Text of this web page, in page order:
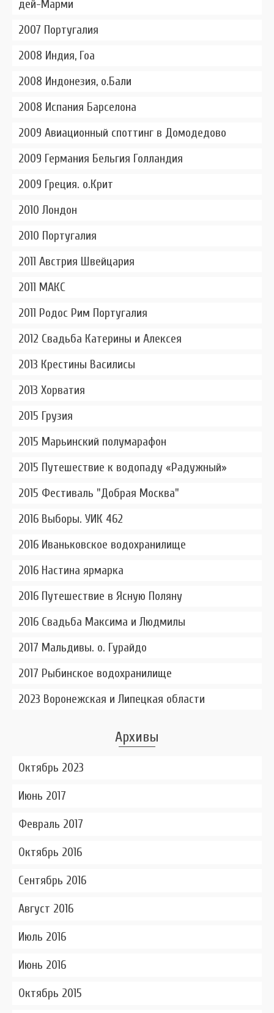
дей-Марми
2007 Португалия
2008 Индия, Гоа
2008 Индонезия, о.Бали
2008 Испания Барселона
2009 Авиационный споттинг в Домодедово
2009 Германия Бельгия Голландия
2009 Греция. о.Крит
2010 Лондон
2010 Португалия
2011 Австрия Швейцария
2011 МАКС
2011 Родос Рим Португалия
2012 Свадьба Катерины и Алексея
2013 Крестины Василисы
2013 Хорватия
2015 Грузия
2015 Марьинский полумарафон
2015 Путешествие к водопаду «Радужный»
2015 Фестиваль "Добрая Москва"
2016 Выборы. УИК 462
2016 Иваньковское водохранилище
2016 Настина ярмарка
2016 Путешествие в Ясную Поляну
2016 Свадьба Максима и Людмилы
2017 Мальдивы. о. Гурайдо
2017 Рыбинское водохранилище
2023 Воронежская и Липецкая области
Архивы
Октябрь 2023
Июнь 2017
Февраль 2017
Октябрь 2016
Сентябрь 2016
Август 2016
Июль 2016
Июнь 2016
Октябрь 2015